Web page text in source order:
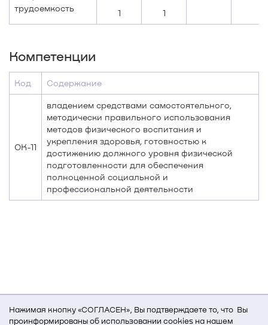
Нажимая кнопку «СОГЛАСЕН», Вы подтверждаете то, что Вы
проинформированы об использовании cookies на нашем
трудоемкость
1 1
Компетенции
Код Содержание
ОК-11
владением средствами самостоятельного,
методически правильного использования
методов физического воспитания и
укрепления здоровья, готовностью к
достижению должного уровня физической
подготовленности для обеспечения
полноценной социальной и
профессиональной деятельности